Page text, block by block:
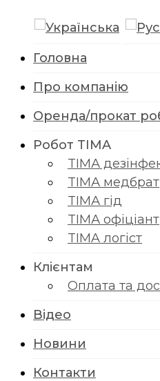
Головна
Про компанію
Оренда/прокат
Робот TIMA
TІМА
TІМА медбрат
TІМА гід
TІМА офіціант
TIMA логіст
Клієнтам
Оплата та
Відео
Новини
Контакти